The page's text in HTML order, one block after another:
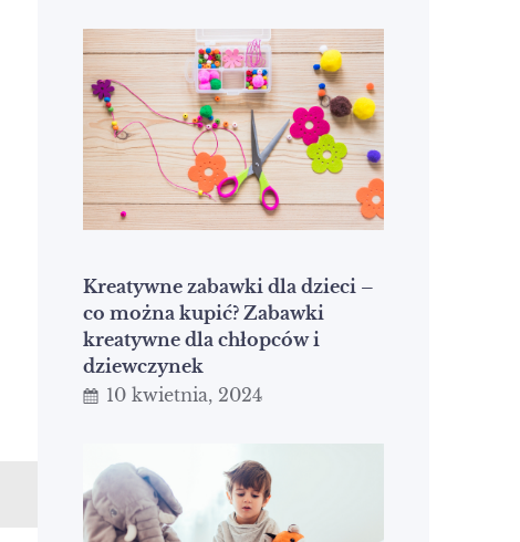
Kreatywne zabawki dla dzieci –
co można kupić? Zabawki
kreatywne dla chłopców i
dziewczynek
10 kwietnia, 2024